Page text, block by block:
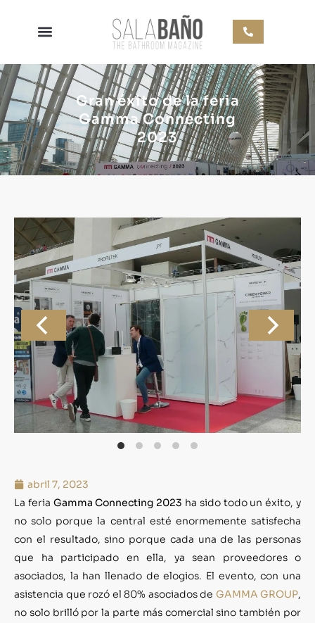
Gran éxito de la feria
Gamma Connecting
2023
abril 7, 2023
La feria Gamma Connecting 2023 ha sido todo un éxito, y
no solo porque la central esté enormemente satisfecha
con el resultado, sino porque cada una de las personas
que ha participado en ella, ya sean proveedores o
asociados, la han llenado de elogios. El evento, con una
asistencia que rozó el 80% asociados de GAMMA GROUP,
no solo brilló por la parte más comercial sino también por